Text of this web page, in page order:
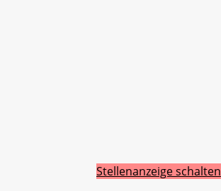
Stellenanzeige schalten